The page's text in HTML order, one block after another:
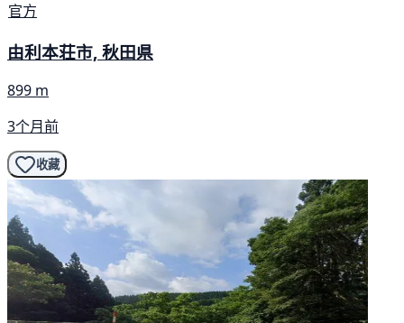
官方
由利本荘市, 秋田県
899 m
3个月前
收藏